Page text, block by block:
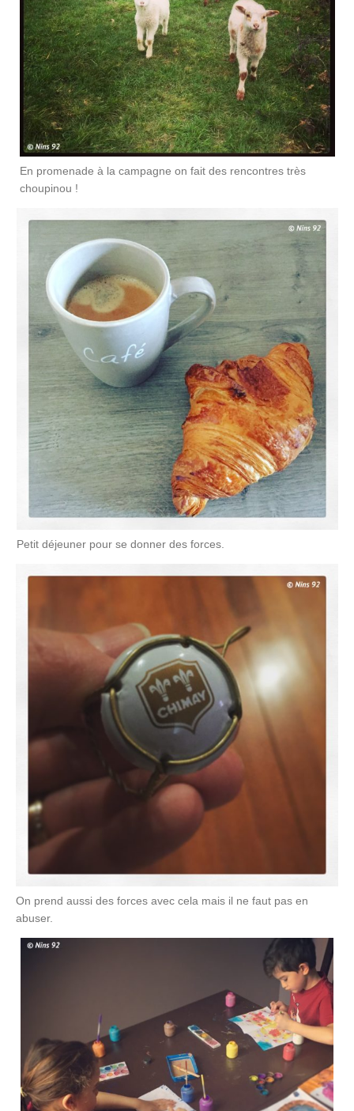
En promenade à la campagne on fait des rencontres très
choupinou !
Petit déjeuner pour se donner des forces.
On prend aussi des forces avec cela mais il ne faut pas en
abuser.